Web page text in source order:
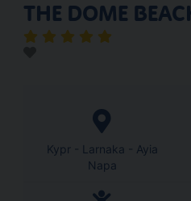
THE DOME
Kypr - Larnaka - Ayia
Napa